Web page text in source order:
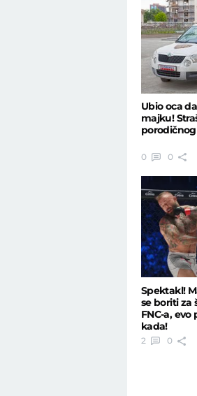
Ubio oca
majku!
0 0
Spektakl!
se boriti za
FNC-a,
kada!
2 0